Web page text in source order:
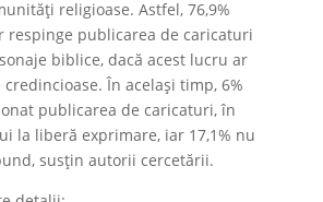
religioase. Astfel, 76,9%
respinge publicarea de caricaturi
biblice, dacă acest lucru ar
În același timp, 6%
publicarea de caricaturi, în
la liberă exprimare, iar 17,1% nu
susțin autorii cercetării.